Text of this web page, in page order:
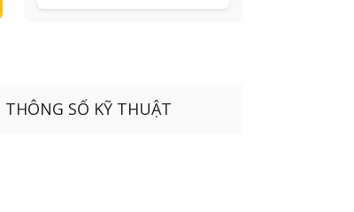
THÔNG SỐ KỸ THUẬT